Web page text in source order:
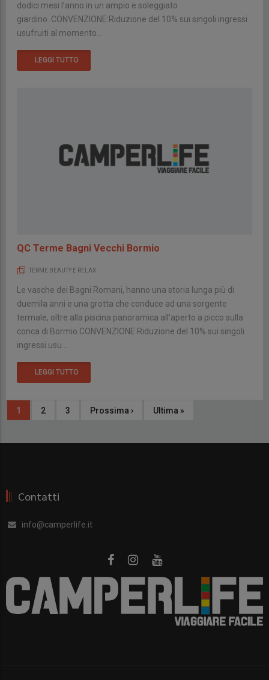
dodici mesi l’anno in un ampio e soleggiato
giardino. CONVENZIONE:Riduzione del 10% sui singoli ingressi
usufruiti al momento...
LEGGI TUTTO
QC Terme Bagni Vecchi Bormio
TERME BEAUTY E RELAX
Le vasche dei Bagni Romani, hanno una storia lunga più di
duemila anni e una grotta che conduce ad una sorgente
termale, oltre alla piscina panoramica all'aperto a picco sulla
conca di Bormio.CONVENZIONE:Riduzione del 10% sui singoli
ingressi usu...
LEGGI TUTTO
Paginazione
Pagina
1 Page
2 Page
3 Pagina
Prossima › Ultima
Ultima »
Contatti
info@camperlife.it